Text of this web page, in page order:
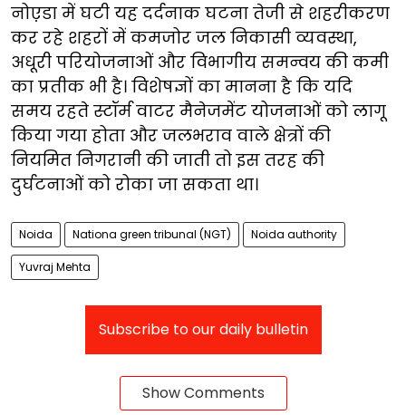
नोए़डा में घटी यह दर्दनाक घटना तेजी से शहरीकरण
कर रहे शहरों में कमजोर जल निकासी व्यवस्था,
अधूरी परियोजनाओं और विभागीय समन्वय की कमी
का प्रतीक भी है। विशेषज्ञों का मानना है कि यदि
समय रहते स्टॉर्म वाटर मैनेजमेंट योजनाओं को लागू
किया गया होता और जलभराव वाले क्षेत्रों की
नियमित निगरानी की जाती तो इस तरह की
दुर्घटनाओं को रोका जा सकता था।
Noida Nationa green tribunal (NGT) Noida authority
Yuvraj Mehta
Subscribe to our daily bulletin
Show Comments